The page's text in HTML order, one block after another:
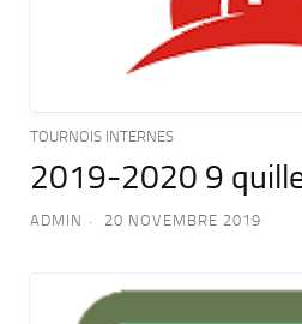
TOURNOIS INTERNES
2019-2020 9
ADMIN 20 NOVEMBRE 2019